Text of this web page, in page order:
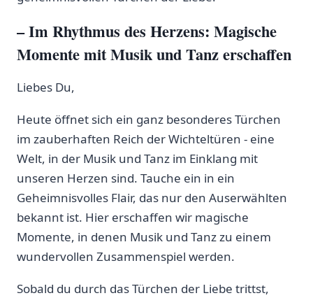
– Im Rhythmus des Herzens: Magische
Momente mit Musik und Tanz erschaffen
Liebes Du,
Heute öffnet ⁤sich ein‍ ganz besonderes Türchen
im⁤ zauberhaften Reich der Wichteltüren -⁤ eine
Welt, in der Musik ‌und Tanz im Einklang ⁤mit
unseren ​Herzen sind. Tauche ein in ein
Geheimnisvolles Flair, das ⁢nur den Auserwählten
bekannt ist. Hier erschaffen wir magische
⁢Momente, in denen Musik und Tanz ‍zu einem
wundervollen Zusammenspiel werden.
Sobald du ⁣durch das Türchen der Liebe trittst,